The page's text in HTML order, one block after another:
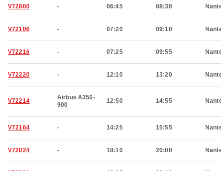
V72800 - 06:45 08:30
V72106 - 07:20 09:10
V72216 - 07:25 09:55
V72220 - 12:10 13:20
V72214
Airbus A350-
900
12:50 14:55
V72164 - 14:25 15:55
V72024 - 18:10 20:00